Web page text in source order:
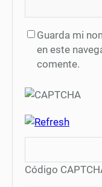
Guarda mi
en este
comente.
Código